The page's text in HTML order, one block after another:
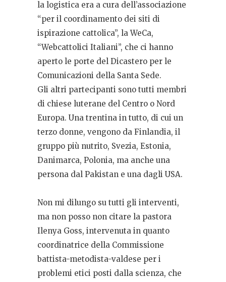
la logistica era a cura dell’associazione
“per il coordinamento dei siti di
ispirazione cattolica”, la WeCa,
“Webcattolici Italiani”, che ci hanno
aperto le porte del Dicastero per le
Comunicazioni della Santa Sede.
Gli altri partecipanti sono tutti membri
di chiese luterane del Centro o Nord
Europa. Una trentina in tutto, di cui un
terzo donne, vengono da Finlandia, il
gruppo più nutrito, Svezia, Estonia,
Danimarca, Polonia, ma anche una
persona dal Pakistan e una dagli USA.
Non mi dilungo su tutti gli interventi,
ma non posso non citare la pastora
Ilenya Goss, intervenuta in quanto
coordinatrice della Commissione
battista-metodista-valdese per i
problemi etici posti dalla scienza, che